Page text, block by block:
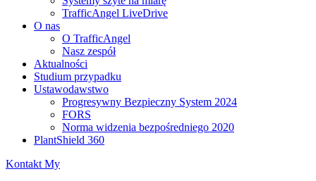
TrafficAngel LiveDrive
O nas
O TrafficAngel
Nasz zespół
Aktualności
Studium przypadku
Ustawodawstwo
Progresywny Bezpieczny System 2024
FORS
Norma widzenia bezpośredniego 2020
PlantShield 360
Kontakt My